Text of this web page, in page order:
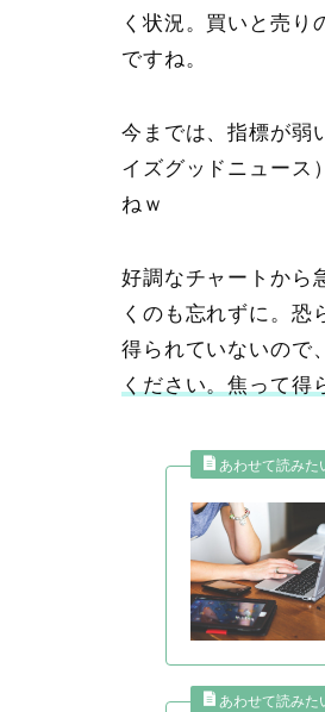
く状況。買いと売り
ですね。
今までは、指標が弱
イズグッドニュース
ねｗ
好調なチャートから
くのも忘れずに。恐
得られていないので
ください。焦って得